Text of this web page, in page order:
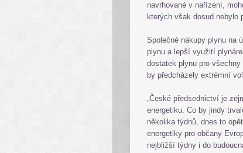
navrhované v nařízení,
kterých však dosud nebylo
Společné nákupy plynu na
plynu a lepší využití
dostatek plynu pro
by předcházely extrémní
„České předsednictví je
energetiku. Co by jindy
několika týdnů, dnes to
energetiky pro občany
nejbližší týdny i do